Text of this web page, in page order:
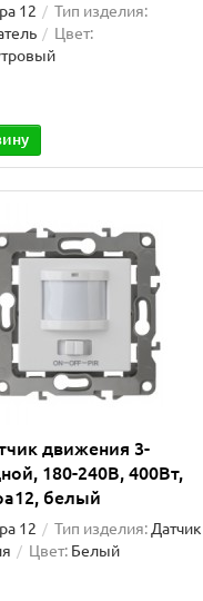
12
Тип изделия:
Цвет:
движения 3-
180-240В, 400Вт,
белый
12 Тип изделия: Датчик
Цвет: Белый